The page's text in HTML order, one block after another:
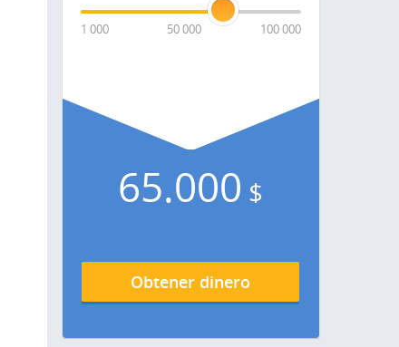
1 000 50 000 100 000
65.000 $
Obtener dinero